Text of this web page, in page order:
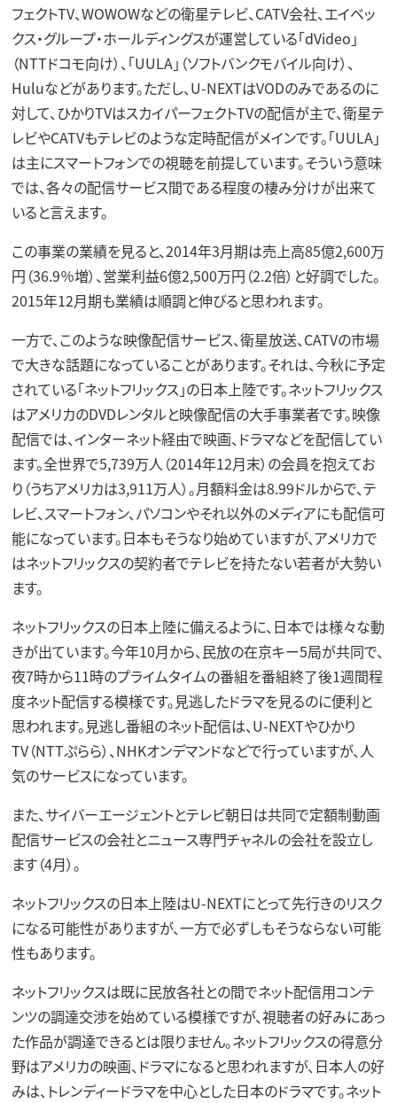
フェクトTV、WOWOWなどの衛星テレビ、CATV会社、エイベッ
クス・グループ・ホールディングスが運営している「dVideo」
（NTTドコモ向け）、「UULA」（ソフトバンクモバイル向け）、
Huluなどがあります。ただし、U-NEXTはVODのみであるのに
対して、ひかりTVはスカイパーフェクトTVの配信が主で、衛星テ
レビやCATVもテレビのような定時配信がメインです。「UULA」
は主にスマートフォンでの視聴を前提しています。そういう意味
では、各々の配信サービス間である程度の棲み分けが出来て
いると言えます。
この事業の業績を見ると、2014年3月期は売上高85億2,600万
円（36.9％増）、営業利益6億2,500万円（2.2倍）と好調でした。
2015年12月期も業績は順調と伸びると思われます。
一方で、このような映像配信サービス、衛星放送、CATVの市場
で大きな話題になっていることがあります。それは、今秋に予定
されている「ネットフリックス」の日本上陸です。ネットフリックス
はアメリカのDVDレンタルと映像配信の大手事業者です。映像
配信では、インターネット経由で映画、ドラマなどを配信してい
ます。全世界で5,739万人（2014年12月末）の会員を抱えてお
り（うちアメリカは3,911万人）。月額料金は8.99ドルからで、テ
レビ、スマートフォン、パソコンやそれ以外のメディアにも配信可
能になっています。日本もそうなり始めていますが、アメリカで
はネットフリックスの契約者でテレビを持たない若者が大勢い
ます。
ネットフリックスの日本上陸に備えるように、日本では様々な動
きが出ています。今年10月から、民放の在京キー5局が共同で、
夜7時から11時のプライムタイムの番組を番組終了後1週間程
度ネット配信する模様です。見逃したドラマを見るのに便利と
思われます。見逃し番組のネット配信は、U-NEXTやひかり
TV（NTTぷらら）、NHKオンデマンドなどで行っていますが、人
気のサービスになっています。
また、サイバーエージェントとテレビ朝日は共同で定額制動画
配信サービスの会社とニュース専門チャネルの会社を設立し
ます（4月）。
ネットフリックスの日本上陸はU-NEXTにとって先行きのリスク
になる可能性がありますが、一方で必ずしもそうならない可能
性もあります。
ネットフリックスは既に民放各社との間でネット配信用コンテ
ンツの調達交渉を始めている模様ですが、視聴者の好みにあっ
た作品が調達できるとは限りません。ネットフリックスの得意分
野はアメリカの映画、ドラマになると思われますが、日本人の好
みは、トレンディードラマを中心とした日本のドラマです。ネット